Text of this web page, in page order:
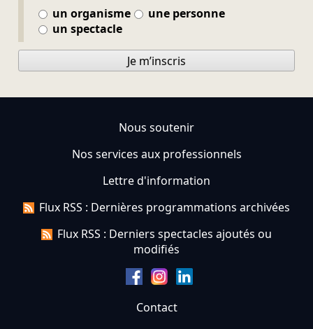
un organisme
une personne
un spectacle
Je m’inscris
Nous soutenir
Nos services aux professionnels
Lettre d'information
Flux RSS : Dernières programmations archivées
Flux RSS : Derniers spectacles ajoutés ou
modifiés
Contact